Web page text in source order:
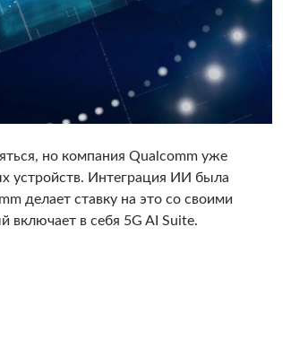
но компания Qualcomm уже
устройств. Интеграция ИИ была
делает ставку на это со своими
включает в себя 5G AI Suite.
использовать искусственный интеллект